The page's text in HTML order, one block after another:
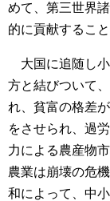
めて、第三世界
的に貢献すること
大国に追随し小
方と結びついて
れ、貧富の格差
をさせられ、過
力による農産物
農業は崩壊の危
和によって、中